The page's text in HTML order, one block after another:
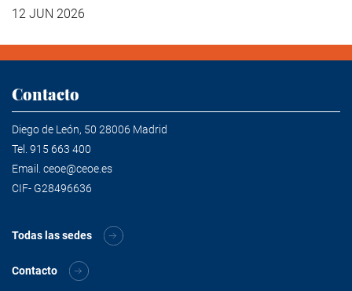
12 JUN 2026
Contacto
Diego de León, 50 28006 Madrid
Tel. 915 663 400
Email. ceoe@ceoe.es
CIF- G28496636
Todas las sedes
Contacto